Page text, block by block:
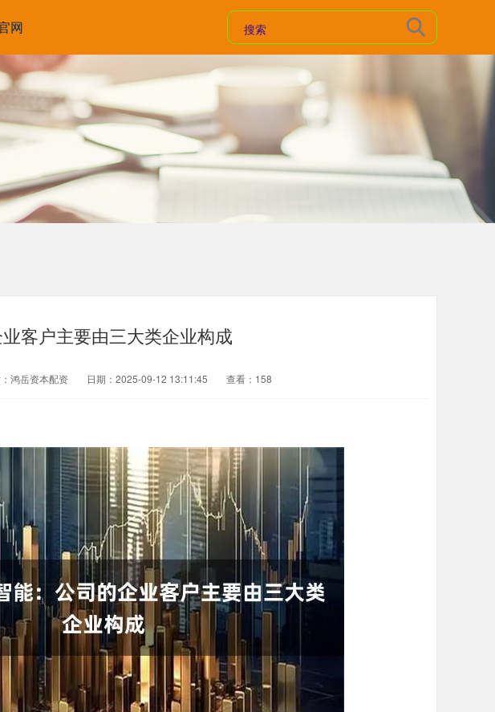
网
客户主要由三大类企业构成
鸿岳资本配资 日期：2025-09-12 13:11:45 查看：158